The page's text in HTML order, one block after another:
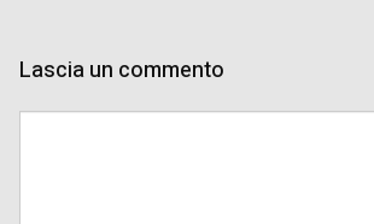
Lascia un commento